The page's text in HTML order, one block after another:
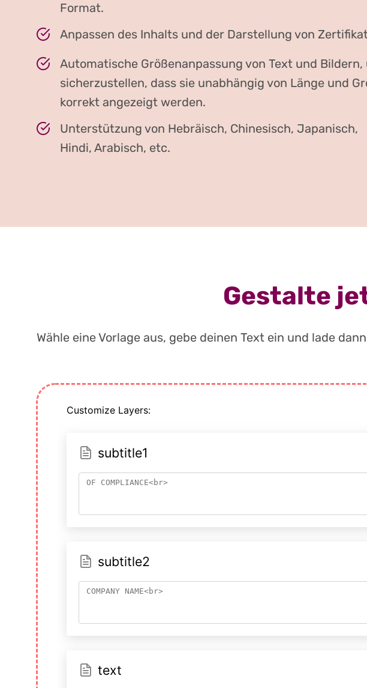
Format.
Anpassen des Inhalts und der Darstellung von
Automatische Größenanpassung von Text und Bildern,
sicherzustellen, dass sie unabhängig von Länge und
korrekt angezeigt werden.
Unterstützung von Hebräisch, Chinesisch, Japanisch,
Hindi, Arabisch, etc.
Gestalte
Wähle eine Vorlage aus, gebe deinen Text ein und lade